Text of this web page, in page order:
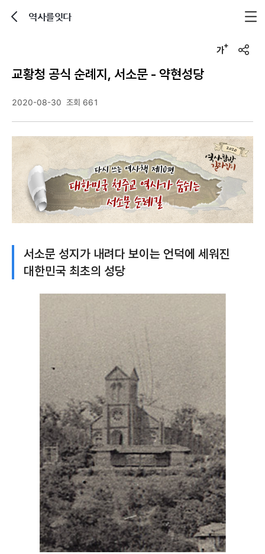
역사를잇다
u
교황청 공식 순례지, 서소문 - 약현성당
2020-08-30 조회 661
서소문 성지가 내려다 보이는 언덕에 세워진
대한민국 최초의 성당